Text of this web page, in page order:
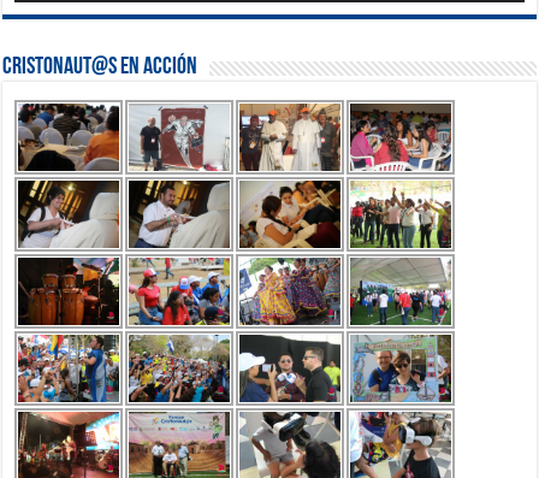
Cristonaut@s en Acción